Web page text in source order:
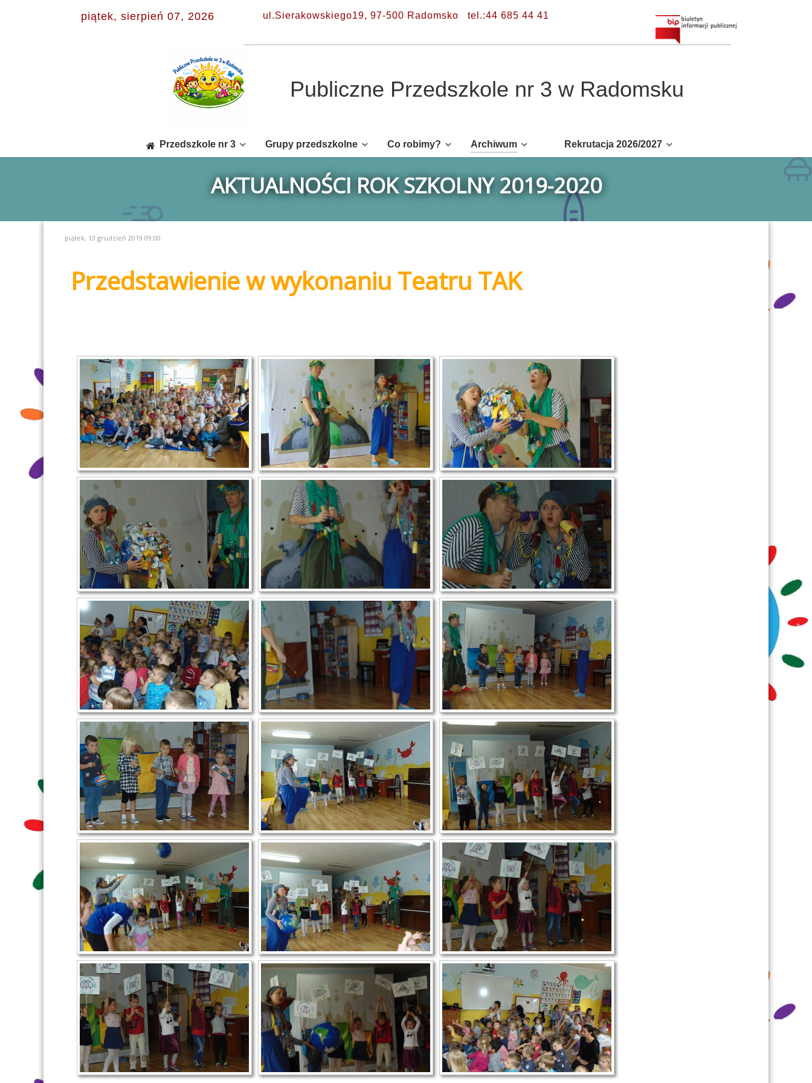
piątek, sierpień 07, 2026 ul.Sierakowskiego19, 97-500 Radomsko tel.:44 685 44 41
Publiczne Przedszkole nr 3 w Radomsku
Przedszkole nr 3 Grupy przedszkolne Co robimy? Archiwum Rekrutacja 2026/2027
AKTUALNOŚCI ROK SZKOLNY 2019-2020
piątek, 13 grudzień 2019 09:00
Przedstawienie w wykonaniu Teatru TAK